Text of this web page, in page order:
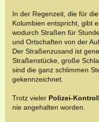
In der Regenzeit, die für
Kolumbien entspricht, gibt
wodurch Straßen für
und Ortschaften von der
Der Straßenzusand ist
Straßenstücke, große
sind die ganz schlimmen
gekennzeichnet.
Trotz vieler Polizei-
nie angehalten worden.